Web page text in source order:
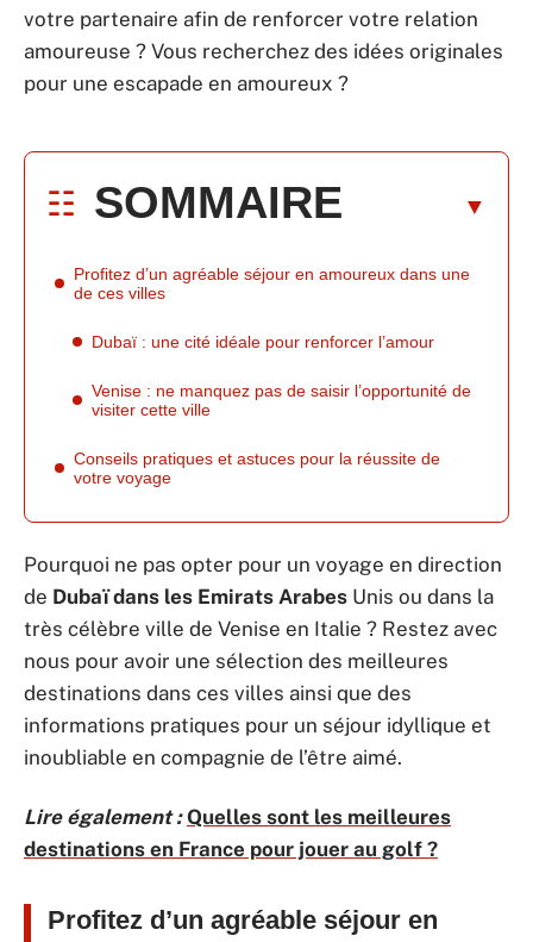
votre partenaire afin de renforcer votre relation
amoureuse ? Vous recherchez des idées originales
pour une escapade en amoureux ?
SOMMAIRE
Profitez d’un agréable séjour en amoureux dans une
de ces villes
Dubaï : une cité idéale pour renforcer l’amour
Venise : ne manquez pas de saisir l’opportunité de
visiter cette ville
Conseils pratiques et astuces pour la réussite de
votre voyage
Pourquoi ne pas opter pour un voyage en direction
de Dubaï dans les Emirats Arabes Unis ou dans la
très célèbre ville de Venise en Italie ? Restez avec
nous pour avoir une sélection des meilleures
destinations dans ces villes ainsi que des
informations pratiques pour un séjour idyllique et
inoubliable en compagnie de l’être aimé.
Lire également : Quelles sont les meilleures
destinations en France pour jouer au golf ?
Profitez d’un agréable séjour en